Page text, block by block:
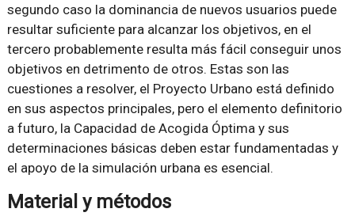
segundo caso la dominancia de nuevos usuarios puede
resultar suficiente para alcanzar los objetivos, en el
tercero probablemente resulta más fácil conseguir unos
objetivos en detrimento de otros. Estas son las
cuestiones a resolver, el Proyecto Urbano está definido
en sus aspectos principales, pero el elemento definitorio
a futuro, la Capacidad de Acogida Óptima y sus
determinaciones básicas deben estar fundamentadas y
el apoyo de la simulación urbana es esencial.
Material y métodos